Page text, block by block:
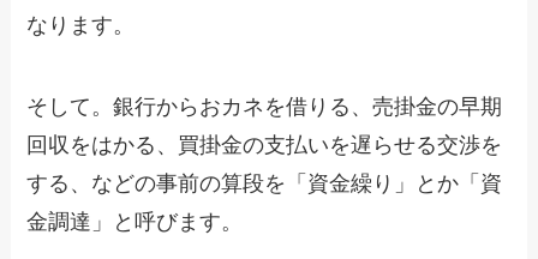
なります。
そして。銀行からおカネを借りる、売掛金の早期
回収をはかる、買掛金の支払いを遅らせる交渉を
する、などの事前の算段を「資金繰り」とか「資
金調達」と呼びます。